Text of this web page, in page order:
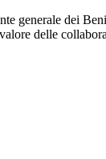
generale dei
delle